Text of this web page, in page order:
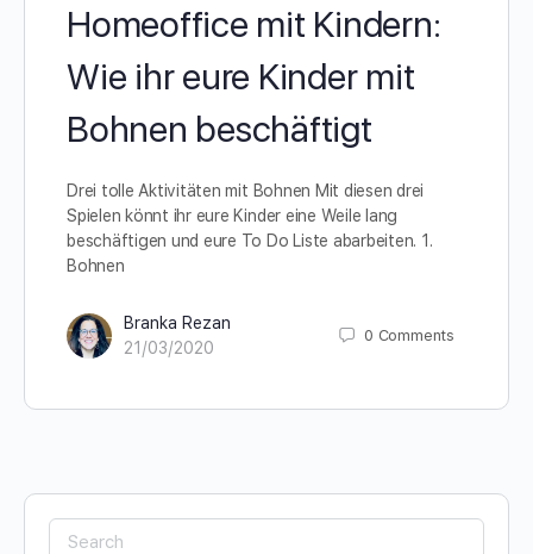
Homeoffice mit Kindern:
Wie ihr eure Kinder mit
Bohnen beschäftigt
Drei tolle Aktivitäten mit Bohnen Mit diesen drei
Spielen könnt ihr eure Kinder eine Weile lang
beschäftigen und eure To Do Liste abarbeiten. 1.
Bohnen
Branka Rezan
21/03/2020
0 Comments
Search